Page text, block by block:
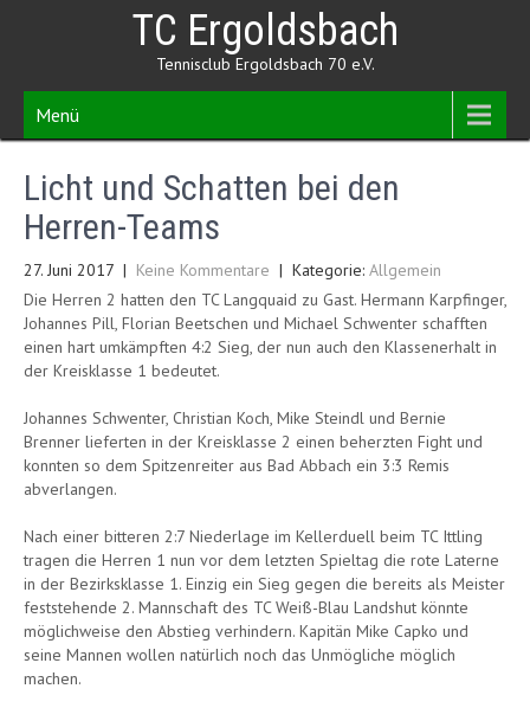
TC Ergoldsbach
Tennisclub Ergoldsbach 70 e.V.
Menü
Licht und Schatten bei den
Herren-Teams
27. Juni 2017 | Keine Kommentare | Kategorie: Allgemein
Die Herren 2 hatten den TC Langquaid zu Gast. Hermann Karpfinger,
Johannes Pill, Florian Beetschen und Michael Schwenter schafften
einen hart umkämpften 4:2 Sieg, der nun auch den Klassenerhalt in
der Kreisklasse 1 bedeutet.
Johannes Schwenter, Christian Koch, Mike Steindl und Bernie
Brenner lieferten in der Kreisklasse 2 einen beherzten Fight und
konnten so dem Spitzenreiter aus Bad Abbach ein 3:3 Remis
abverlangen.
Nach einer bitteren 2:7 Niederlage im Kellerduell beim TC Ittling
tragen die Herren 1 nun vor dem letzten Spieltag die rote Laterne
in der Bezirksklasse 1. Einzig ein Sieg gegen die bereits als Meister
feststehende 2. Mannschaft des TC Weiß-Blau Landshut könnte
möglichweise den Abstieg verhindern. Kapitän Mike Capko und
seine Mannen wollen natürlich noch das Unmögliche möglich
machen.